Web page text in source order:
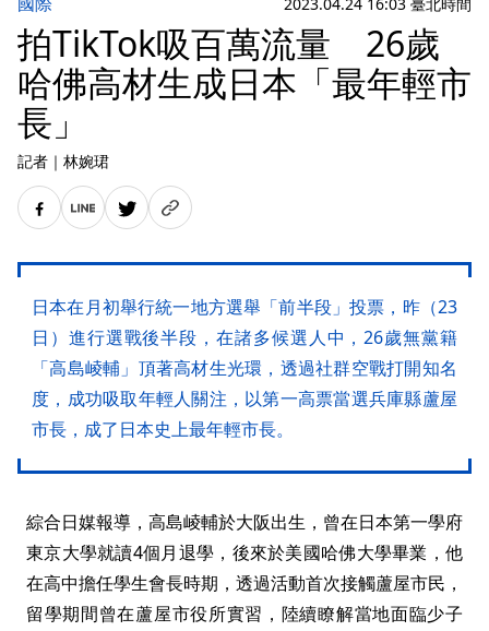
拍TikTok吸百萬流量 26歲
哈佛高材生成日本「最年輕市
長」
記者 ｜ 林婉珺
日本在月初舉行統一地方選舉「前半段」投票，昨（23
日）進行選戰後半段，在諸多候選人中，26歲無黨籍
「高島崚輔」頂著高材生光環，透過社群空戰打開知名
度，成功吸取年輕人關注，以第一高票當選兵庫縣蘆屋
市長，成了日本史上最年輕市長。
綜合日媒報導，高島崚輔於大阪出生，曾在日本第一學府
東京大學就讀4個月退學，後來於美國哈佛大學畢業，他
在高中擔任學生會長時期，透過活動首次接觸蘆屋市民，
留學期間曾在蘆屋市役所實習，陸續瞭解當地面臨少子